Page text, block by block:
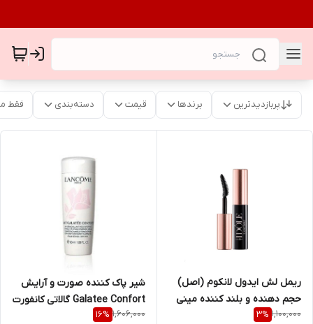
پربازدیدترین برندها قیمت دسته‌بندی فقط
ریمل لش ایدول لانکوم (اصل)
حجم دهنده و بلند کننده مینی
سایز مدل Lancôme Lash Idôle
1,100,000
3%
شیر پاک کننده صورت و آرایش
Galatee Confort گالاتی کانفورت
50 میل لانکوم Lancome
1,606,000
16%